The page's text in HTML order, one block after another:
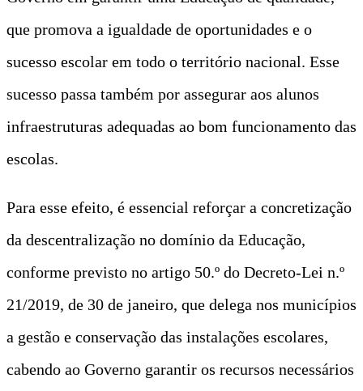
que promova a igualdade de oportunidades e o
sucesso escolar em todo o território nacional. Esse
sucesso passa também por assegurar aos alunos
infraestruturas adequadas ao bom funcionamento das
escolas.
Para esse efeito, é essencial reforçar a concretização
da descentralização no domínio da Educação,
conforme previsto no artigo 50.º do Decreto-Lei n.º
21/2019, de 30 de janeiro, que delega nos municípios
a gestão e conservação das instalações escolares,
cabendo ao Governo garantir os recursos necessários